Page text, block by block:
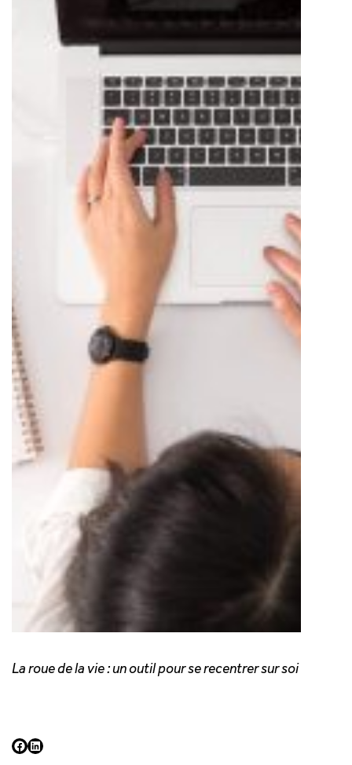
La roue de la vie : un outil pour se recentrer sur soi